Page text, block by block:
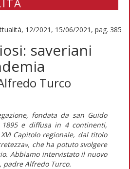
12/2021, 15/06/2021, pag. 385
saveriani
Turco
fondata da san Guido
e diffusa in 4 continenti,
Capitolo regionale, dal titolo
che ha potuto svolgere
Abbiamo intervistato il nuovo
padre Alfredo Turco.